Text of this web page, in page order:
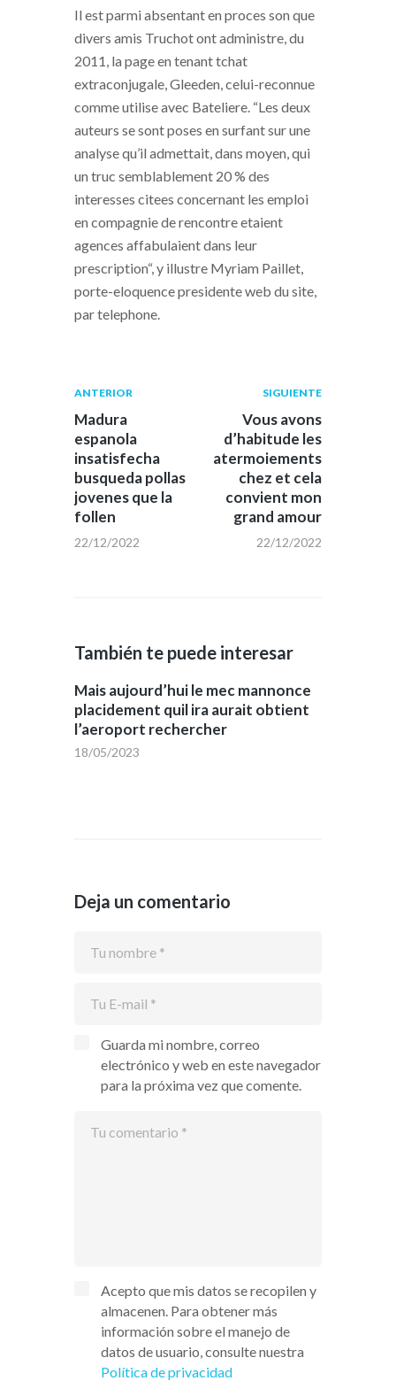
Il est parmi absentant en proces son que
divers amis Truchot ont administre, du
2011, la page en tenant tchat
extraconjugale, Gleeden, celui-reconnue
comme utilise avec Bateliere. “Les deux
auteurs se sont poses en surfant sur une
analyse qu’il admettait, dans moyen, qui
un truc semblablement 20 % des
interesses citees concernant les emploi
en compagnie de rencontre etaient
agences affabulaient dans leur
prescription“, y illustre Myriam Paillet,
porte-eloquence presidente web du site,
par telephone.
Navegación
de
entradas
Publicación
anterior:
ANTERIOR
Madura
espanola
insatisfecha
busqueda pollas
jovenes que la
follen
22/12/2022
Siguiente
post:
SIGUIENTE
Vous avons
d’habitude les
atermoiements
chez et cela
convient mon
grand amour
22/12/2022
También te puede interesar
Mais aujourd’hui le mec mannonce
placidement quil ira aurait obtient
l’aeroport rechercher
18/05/2023
Deja un comentario
Guarda mi nombre, correo
electrónico y web en este navegador
para la próxima vez que comente.
Acepto que mis datos se recopilen y
almacenen. Para obtener más
información sobre el manejo de
datos de usuario, consulte nuestra
Política de privacidad